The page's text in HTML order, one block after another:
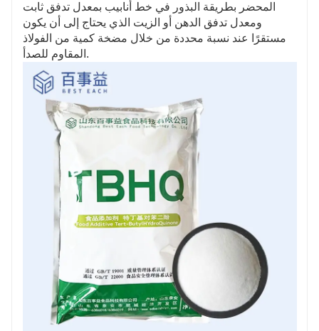
المحضر بطريقة البذور في خط أنابيب بمعدل تدفق ثابت
ومعدل تدفق الدهن أو الزيت الذي يحتاج إلى أن يكون
مستقرًا عند نسبة محددة من خلال مضخة كمية من الفولاذ
المقاوم للصدأ.